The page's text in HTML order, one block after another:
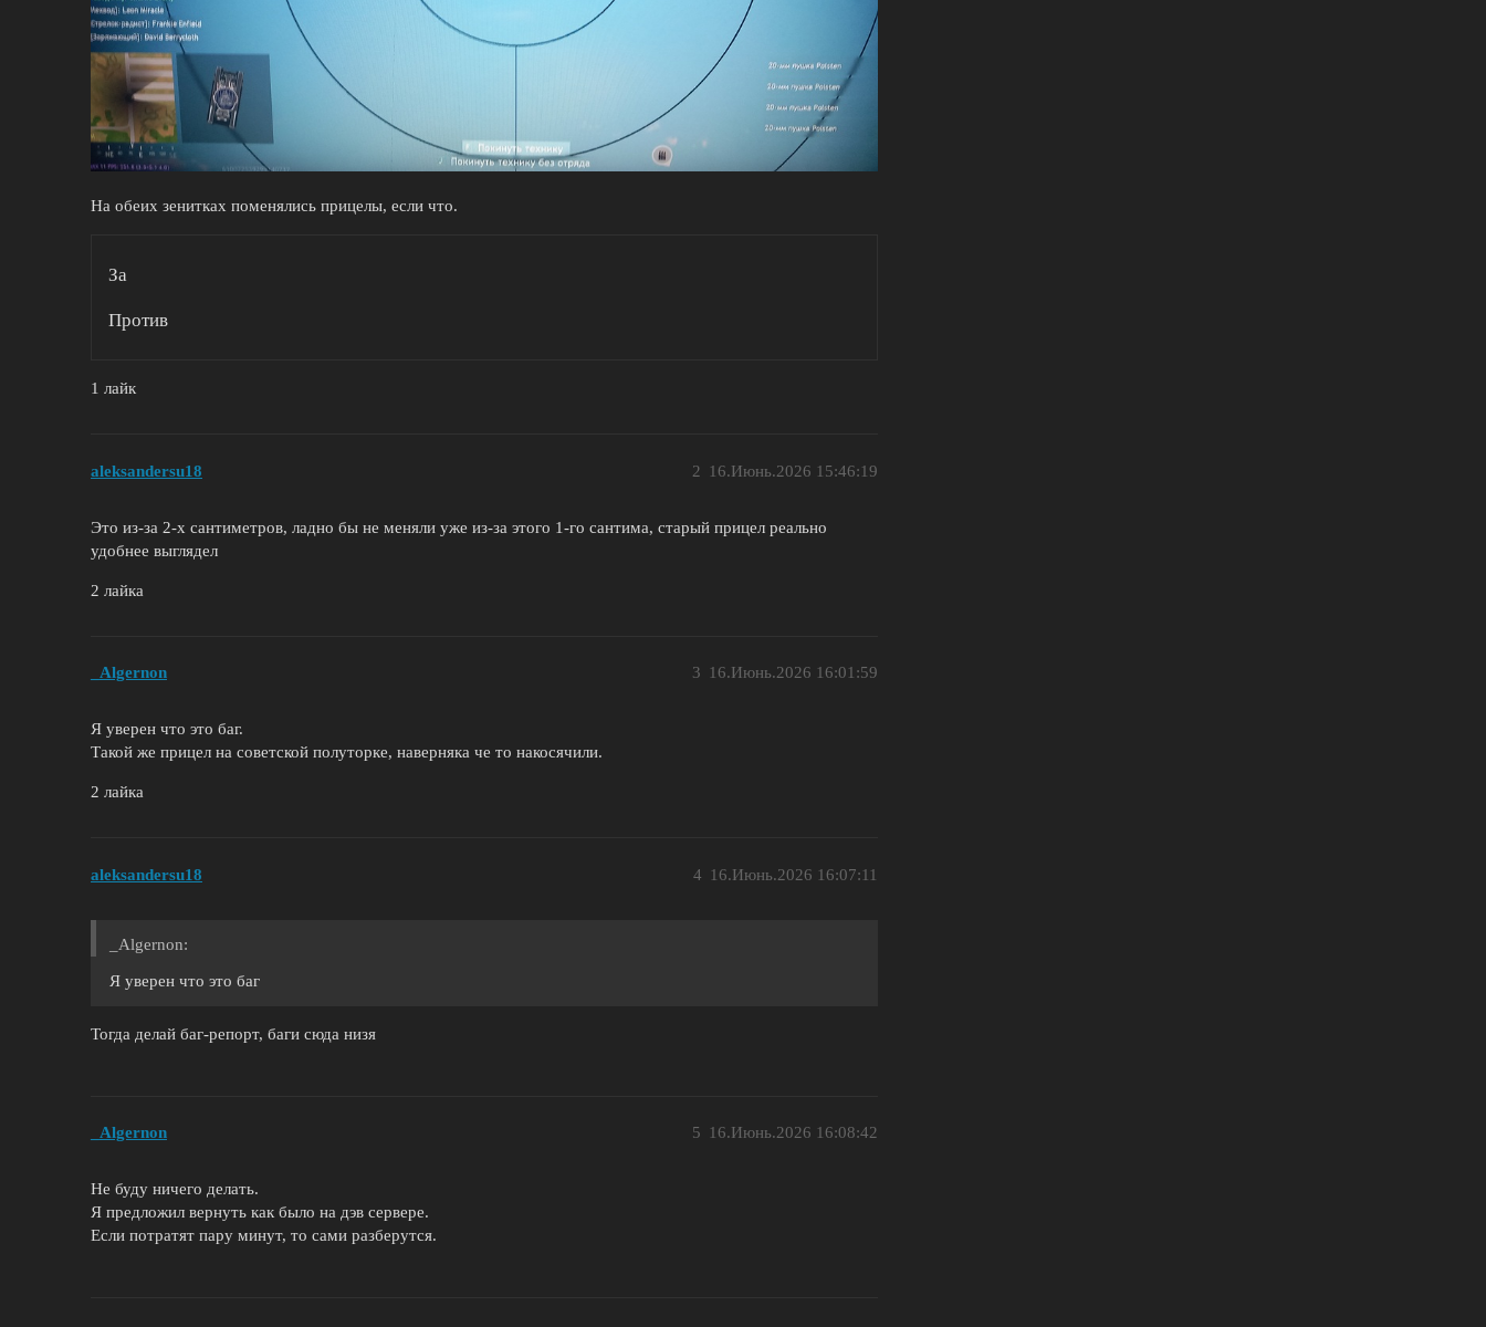
На обеих зенитках поменялись прицелы, если что.
За
Против
1 лайк
aleksandersu18 16.Июнь.2026 15:46:19
2
Это из-за 2-х сантиметров, ладно бы не меняли уже из-за этого 1-го сантима, старый прицел реально
удобнее выглядел
2 лайка
_Algernon 16.Июнь.2026 16:01:59
3
Я уверен что это баг.
Такой же прицел на советской полуторке, наверняка че то накосячили.
2 лайка
aleksandersu18 16.Июнь.2026 16:07:11
4
_Algernon:
Я уверен что это баг
Тогда делай баг-репорт, баги сюда низя
_Algernon 16.Июнь.2026 16:08:42
5
Не буду ничего делать.
Я предложил вернуть как было на дэв сервере.
Если потратят пару минут, то сами разберутся.